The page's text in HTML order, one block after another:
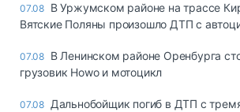
07.08 В Уржумском районе на трассе
Вятские Поляны произошло ДТП с
07.08 В Ленинском районе Оренбурга
грузовик Howo и мотоцикл
07.08 Дальнобойщик погиб в ДТП с